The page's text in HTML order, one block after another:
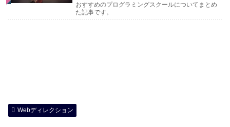
おすすめのプログラミングスクールについてまとめ
た記事です。
Webディレクション